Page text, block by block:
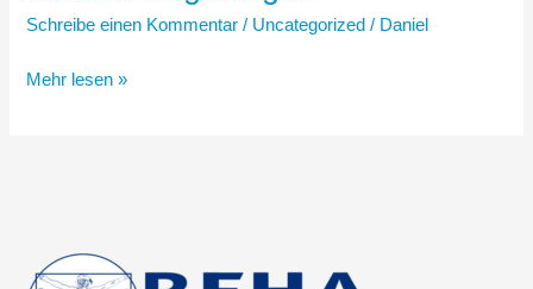
Schreibe einen Kommentar / Uncategorized / Daniel
Regelungen
Mehr lesen »